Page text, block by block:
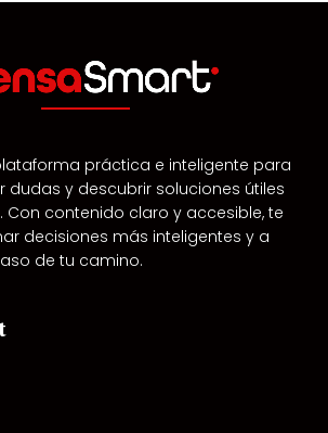
práctica e inteligente para
dudas y descubrir soluciones útiles
contenido claro y accesible, te
decisiones más inteligentes y a
de tu camino.